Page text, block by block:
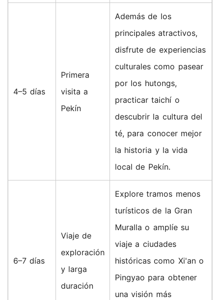
4–5 días
Primera
visita a
Pekín
Además de los
principales atractivos,
disfrute de experiencias
culturales como pasear
por los hutongs,
practicar taichí o
descubrir la cultura del
té, para conocer mejor
la historia y la vida
local de Pekín.
6–7 días
Viaje de
exploración
y larga
duración
Explore tramos menos
turísticos de la Gran
Muralla o amplíe su
viaje a ciudades
históricas como Xi'an o
Pingyao para obtener
una visión más